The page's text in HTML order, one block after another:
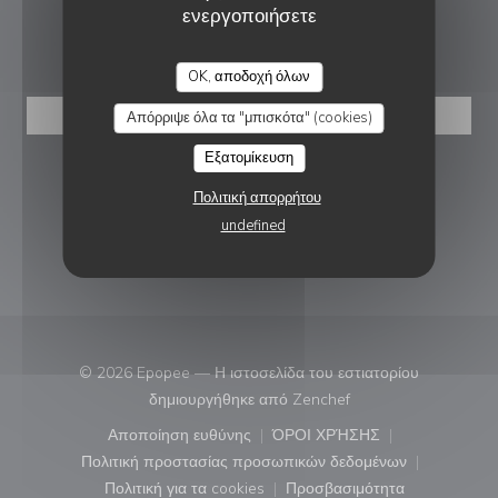
ενεργοποιήσετε
OK, αποδοχή όλων
Απόρριψε όλα τα "μπισκότα" (cookies)
Εξατομίκευση
Πολιτική απορρήτου
undefined
ΚΆΝΤΕ ΚΡΆΤΗΣΗ ΤΡΑΠΕΖΙΟΎ
ΑΚΟΛΟΥΘΉΣΤΕ ΜΑΣ
© 2026 Epopee — Η ιστοσελίδα του εστιατορίου
δημιουργήθηκε από Zenchef((ανοίγει σε νέο
Αποποίηση ευθύνης
((ανοίγει σε νέο παράθυρο))
ΌΡΟΙ ΧΡΉΣΗΣ
((ανοίγει σε νέο
Πολιτική προστασίας προσωπικών δεδομένων
((ανοίγει σε νέο παράθυρο))
Πολιτική για τα cookies Προσβασιμότητα
EPOPEE